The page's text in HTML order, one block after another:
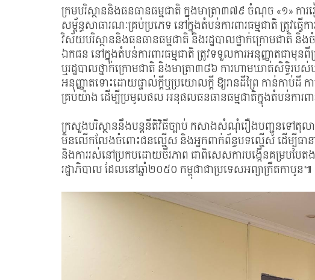
ក្រមបរិស្ថាននិងធនធានធម្មជាតិ ក្នុងមាត្រា៣៧៩ ចំណុច «១» ការ
សម្ព័ន្ធសាធារណៈគ្រប់ប្រភេទ នៅក្នុងតំបន់ការពារធម្មជាតិ ត្រូ
វិស័យបរិស្ថាននិងធនធានធម្មជាតិ និងរដ្ឋបាលថ្នាក់ក្រោមជា
ឯកជន នៅក្នុងតំបន់ការពារធម្មជាតិ ត្រូវទទួលការអនុញ្ញាតជា
ឬរដ្ឋបាលថ្នាក់ក្រោមជាតិ និងមាត្រា៣៨៦ ការហាមឃាត់សិទ្ធិរបស់
អនុញ្ញាតទោះដោយផ្ទាល់ក្តីឬប្រយោលក្តី ឱ្យរានដីព្រៃ កាន់កាប់ដី ក
គ្រប់យ៉ាង ដើម្បីប្រមូលផល អនុផលធនធានធម្មជាតិក្នុងតំបន់ការពា
ក្រសួងបរិស្ថាននឹងបន្តនីតិវិធីច្បាប់ កសាងសំណុំរឿងបញ្ជូនទៅតុល
មិនលើកលែងចំពោះជនល្មើស និងអ្នកពាក់ព័ន្ធបទល្មើស ដើម្បីធានា
និងការរស់នៅប្រកបដោយចីរភាព ជាពិសេសការបង្កើនគម្របបៃ
រដ្ឋាភិបាល ដែលនៅឆ្នាំ២០៥០ កម្ពុជាជាប្រទេសអព្យាក្រឹតកាបូន៕